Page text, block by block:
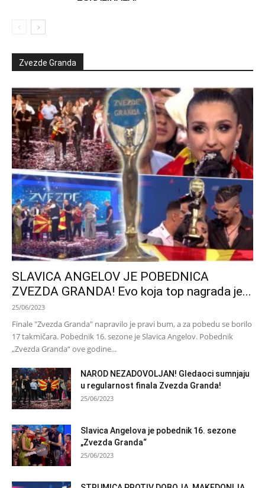
Zvezde Granda
SLAVICA ANGELOV JE POBEDNICA
ZVEZDA GRANDA! Evo koja top nagrada je...
25/06/2023
Finale "Zvezda Granda" napravilo je pravi bum, a za pobedu se borilo
17 takmičara. Pobednik 16. sezone je Slavica Angelov. Pobednik
„Zvezda Granda“ ove godine...
NAROD NEZADOVOLJAN! Gledaoci sumnjaju
u regularnost finala Zvezda Granda!
25/06/2023
Slavica Angelova je pobednik 16. sezone
„Zvezda Granda“
25/06/2023